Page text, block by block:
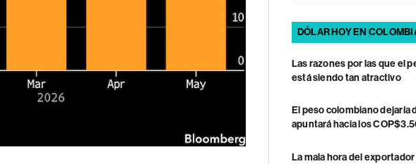
DÓLAR HOY EN
Las razones por las que el
está siendo tan atractivo
El peso colombiano dejaría
apuntará hacia los
La mala hora del